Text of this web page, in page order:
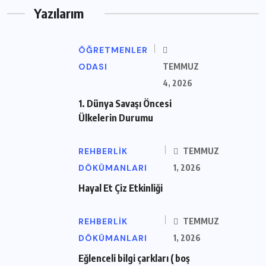
Yazılarım
ÖĞRETMENLER
ODASI
TEMMUZ
4, 2026
1. Dünya Savaşı Öncesi
Ülkelerin Durumu
REHBERLIK
DÖKÜMANLARI
TEMMUZ
1, 2026
Hayal Et Çiz Etkinliği
REHBERLIK
DÖKÜMANLARI
TEMMUZ
1, 2026
Eğlenceli bilgi çarkları ( boş